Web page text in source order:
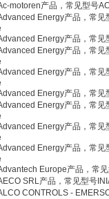
motoren产品，常见型号
Energy产品，常
Energy产品，常
Energy产品，常
Energy产品，常
Energy产品，常
Energy产品，常
Energy产品，常
Energy产品，常
Europe产品，常
SRL产品，常见型号
CONTROLS -